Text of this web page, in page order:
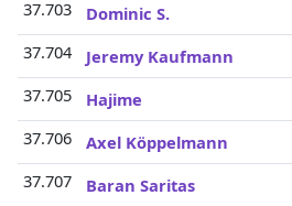
37.703
Dominic S.
37.704
Jeremy Kaufmann
37.705
Hajime
37.706
Axel Köppelmann
37.707
Baran Saritas